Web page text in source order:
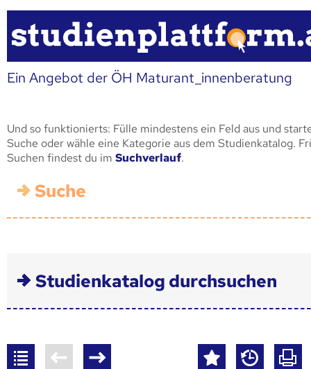
Ein Angebot der ÖH Maturant_innenberatung
Und so funktionierts: Fülle mindestens ein Feld aus und
Suche oder wähle eine Kategorie aus dem Studienkatalog.
Suchen findest du im Suchverlauf.
Suche
Studienkatalog durchsuchen